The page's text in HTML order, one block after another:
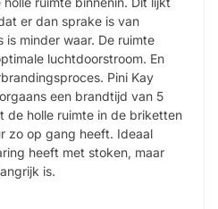
er dan sprake is van
is minder waar. De ruimte
luchtdoorstroom. En
Pini Kay
een brandtijd van 5
de holle ruimte in de briketten
zo op gang heeft. Ideaal
heeft met stoken, maar
is.